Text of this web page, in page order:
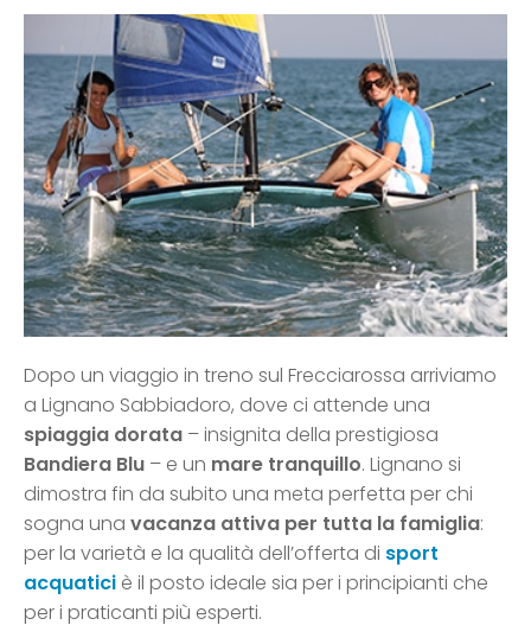
Dopo un viaggio in treno sul Frecciarossa arriviamo
a Lignano Sabbiadoro, dove ci attende una
spiaggia dorata – insignita della prestigiosa
Bandiera Blu – e un mare tranquillo. Lignano si
dimostra fin da subito una meta perfetta per chi
sogna una vacanza attiva per tutta la famiglia:
per la varietà e la qualità dell’offerta di sport
acquatici è il posto ideale sia per i principianti che
per i praticanti più esperti.